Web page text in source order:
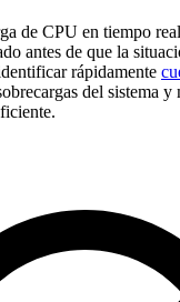
de CPU en tiempo
antes de que la
rápidamente
del sistema y